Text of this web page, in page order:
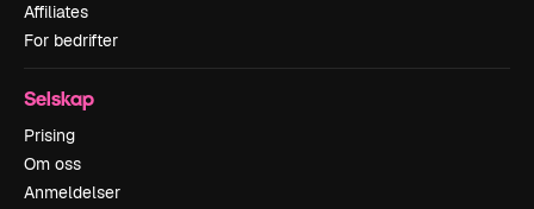
Affiliates
For bedrifter
Selskap
Prising
Om oss
Anmeldelser